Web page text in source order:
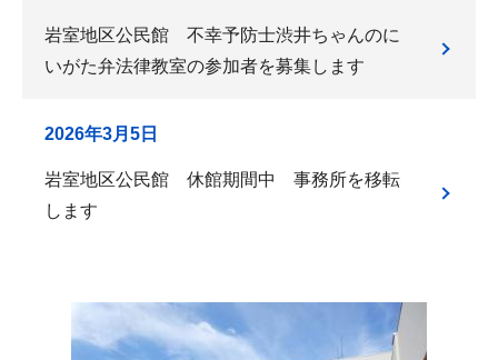
岩室地区公民館 不幸予防士渋井ちゃんのに
いがた弁法律教室の参加者を募集します
2026年3月5日
岩室地区公民館 休館期間中 事務所を移転
します